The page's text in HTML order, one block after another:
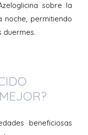
sobre la
noche, permitiendo
duermes.
beneficiosas